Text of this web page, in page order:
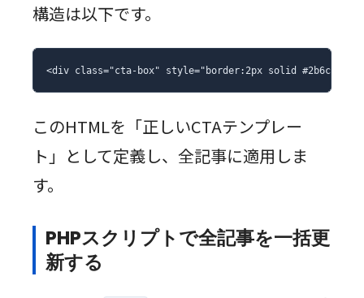
構造は以下です。
<div class="cta-box" style="border:2px solid #2b6cb0;border-
このHTMLを「正しいCTAテンプレー
ト」として定義し、全記事に適用しま
す。
PHPスクリプトで全記事を一括更
新する